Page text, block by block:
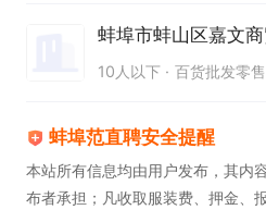
蚌埠市蚌山区嘉文
10人以下 百货批发零售
蚌埠范直聘安全提醒
本站所有信息均由用户发布，其内
布者承担；凡收取服装费、押金、